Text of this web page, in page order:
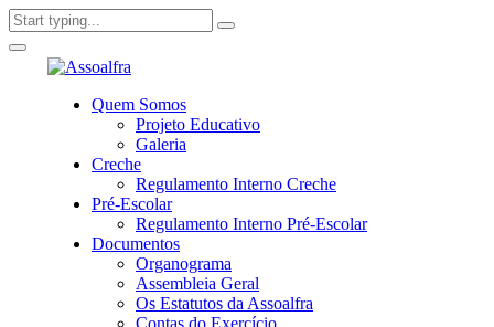
Quem Somos
Projeto Educativo
Galeria
Creche
Regulamento Interno Creche
Pré-Escolar
Regulamento Interno Pré-Escolar
Documentos
Organograma
Assembleia Geral
Os Estatutos da Assoalfra
Contas do Exercício